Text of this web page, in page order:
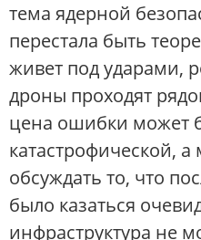
тема ядерной
перестала быть
живет под ударами,
дроны проходят
цена ошибки может
катастрофической,
обсуждать то, что
было казаться
инфраструктура не